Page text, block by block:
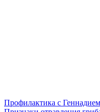
Профилактика с